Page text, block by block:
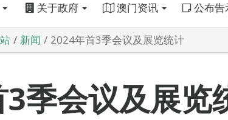
关于政府 澳门资讯 公布告
新闻 2024年首3季会议及展览统计
季会议及展览